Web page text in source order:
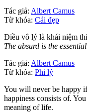
Tác giả: Albert Camus
Từ khóa: Cái đẹp
Điều vô lý là khái niệm
The absurd is the
Tác giả: Albert Camus
Từ khóa: Phi lý
You will never be happy
happiness consists of.
meaning of life.